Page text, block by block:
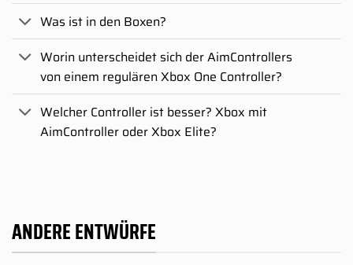
Was ist in den Boxen?
Worin unterscheidet sich der AimControllers
von einem regulären Xbox One Controller?
Welcher Controller ist besser? Xbox mit
AimController oder Xbox Elite?
ANDERE ENTWÜRFE